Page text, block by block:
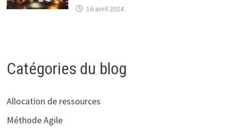
16 avril 2024
Catégories du blog
Allocation de ressources
Méthode Agile